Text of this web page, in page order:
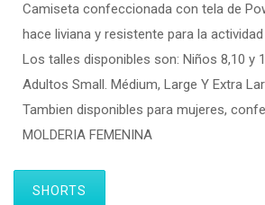
Camiseta confeccionada con tela de
hace liviana y resistente para la
Los talles disponibles son: Niños 8,10 y
Adultos Small. Médium, Large Y Extra
Tambien disponibles para mujeres,
MOLDERIA FEMENINA
SHORTS